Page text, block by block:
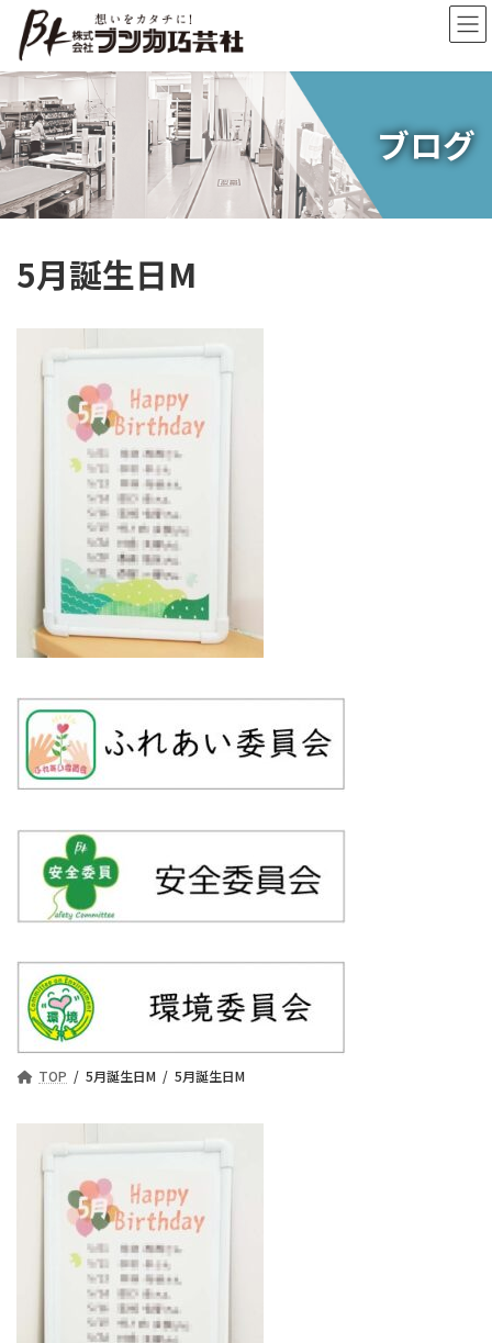
ン
ツ
へ
ス
キ
ッ
プ
ー
シ
ョ
ン
に
移
動
ブログ
5月誕生日M
TOP 5月誕生日M 5月誕生日M